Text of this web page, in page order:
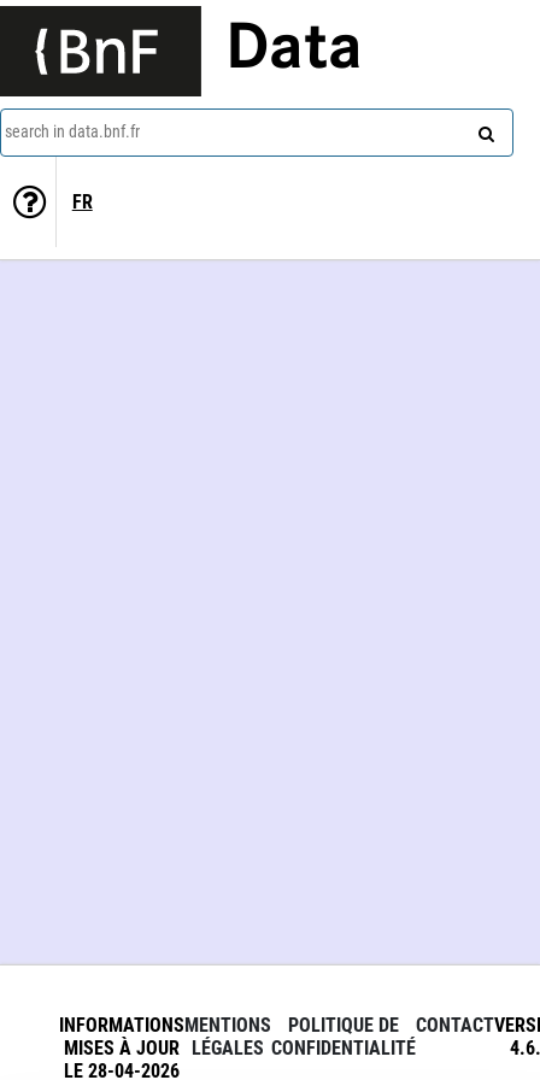
Data
search in data.bnf.fr
FR
INFORMATIONS
MISES À JOUR
LE 28-04-2026
MENTIONS
LÉGALES
POLITIQUE DE
CONFIDENTIALITÉ
CONTACT